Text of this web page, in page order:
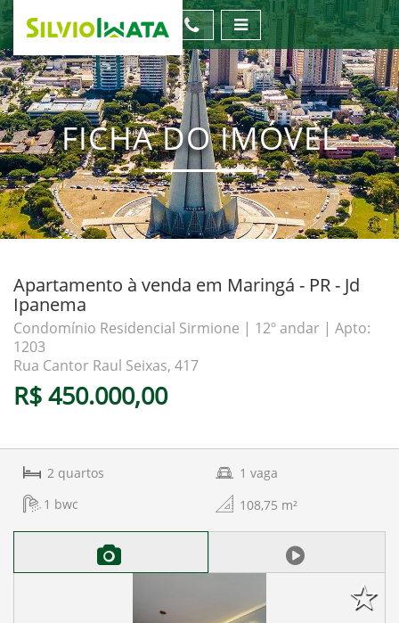
FICHA DO IMÓVEL
Apartamento à venda em Maringá - PR - Jd
Ipanema
Condomínio Residencial Sirmione | 12º andar | Apto:
1203
Rua Cantor Raul Seixas, 417
R$ 450.000,00
2 quartos
1 bwc
1vaga
108,75 m²